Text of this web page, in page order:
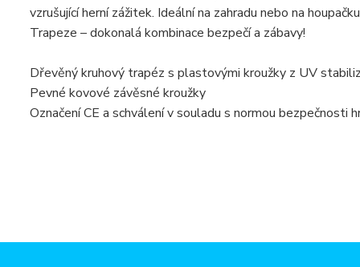
vzrušující herní zážitek. Ideální na zahradu nebo na
Trapeze – dokonalá kombinace bezpečí a zábavy!
Dřevěný kruhový trapéz s plastovými kroužky z UV
Pevné kovové závěsné kroužky
Označení CE a schválení v souladu s normou bezpečnosti